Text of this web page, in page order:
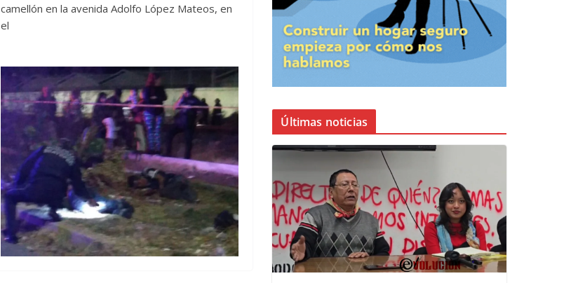
camellón en la avenida Adolfo López Mateos, en
el
Últimas noticias